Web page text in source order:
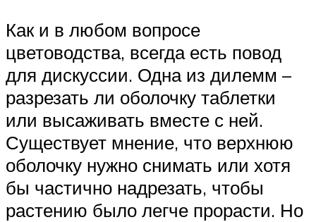
Как и в любом вопросе
цветоводства, всегда есть повод
для дискуссии. Одна из дилемм –
разрезать ли оболочку таблетки
или высаживать вместе с ней.
Существует мнение, что верхнюю
оболочку нужно снимать или хотя
бы частично надрезать, чтобы
растению было легче прорасти. Но